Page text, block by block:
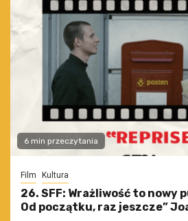
6 min przeczytania
Film Kultura
26. SFF: Wrażliwość to nowy
Od początku, raz jeszcze”